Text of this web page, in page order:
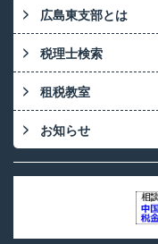
広島東支部とは
税理士検索
租税教室
お知らせ